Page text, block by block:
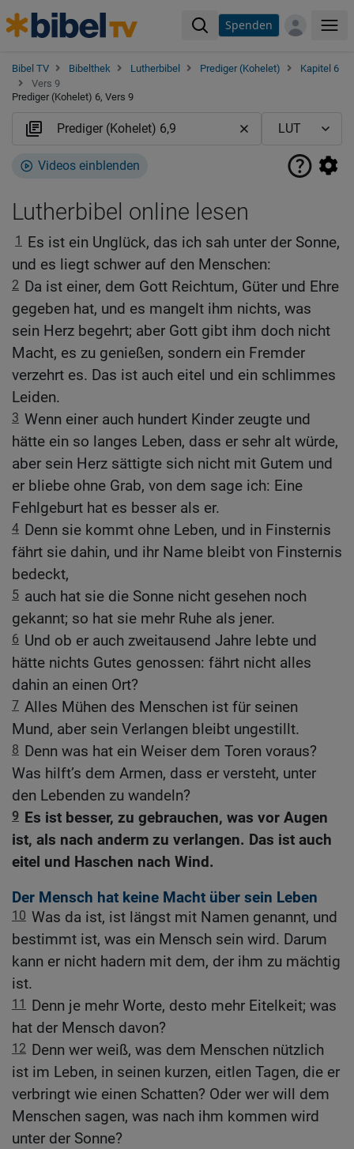
Spenden
Bibel TV Bibelthek Lutherbibel Prediger (Kohelet)
Kapitel 6
Vers 9
Prediger (Kohelet) 6, Vers 9
Videos einblenden
Lutherbibel online lesen
1 Es ist ein Unglück, das ich sah unter der Sonne,
und es liegt schwer auf den Menschen:
2 Da ist einer, dem Gott Reichtum, Güter und Ehre
gegeben hat, und es mangelt ihm nichts, was
sein Herz begehrt; aber Gott gibt ihm doch nicht
Macht, es zu genießen, sondern ein Fremder
verzehrt es. Das ist auch eitel und ein schlimmes
Leiden.
3 Wenn einer auch hundert Kinder zeugte und
hätte ein so langes Leben, dass er sehr alt würde,
aber sein Herz sättigte sich nicht mit Gutem und
er bliebe ohne Grab, von dem sage ich: Eine
Fehlgeburt hat es besser als er.
4 Denn sie kommt ohne Leben, und in Finsternis
fährt sie dahin, und ihr Name bleibt von Finsternis
bedeckt,
5 auch hat sie die Sonne nicht gesehen noch
gekannt; so hat sie mehr Ruhe als jener.
6 Und ob er auch zweitausend Jahre lebte und
hätte nichts Gutes genossen: fährt nicht alles
dahin an einen Ort?
7 Alles Mühen des Menschen ist für seinen
Mund, aber sein Verlangen bleibt ungestillt.
8 Denn was hat ein Weiser dem Toren voraus?
Was hilft’s dem Armen, dass er versteht, unter
den Lebenden zu wandeln?
9 Es ist besser, zu gebrauchen, was vor Augen
ist, als nach anderm zu verlangen. Das ist auch
eitel und Haschen nach Wind.
Der Mensch hat keine Macht über sein Leben
10 Was da ist, ist längst mit Namen genannt, und
bestimmt ist, was ein Mensch sein wird. Darum
kann er nicht hadern mit dem, der ihm zu mächtig
ist.
11
Denn je mehr Worte, desto mehr Eitelkeit; was
hat der Mensch davon?
12 Denn wer weiß, was dem Menschen nützlich
ist im Leben, in seinen kurzen, eitlen Tagen, die er
verbringt wie einen Schatten? Oder wer will dem
Menschen sagen, was nach ihm kommen wird
unter der Sonne?